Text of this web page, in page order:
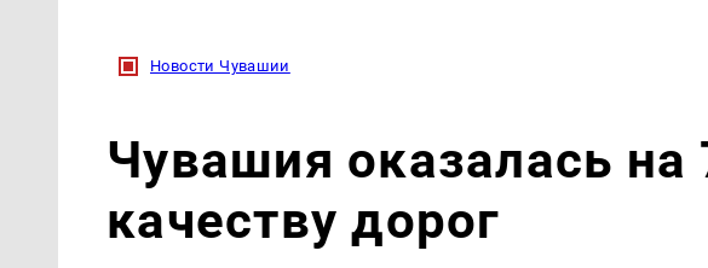
Новости Чувашии
Чувашия оказалась на
качеству дорог